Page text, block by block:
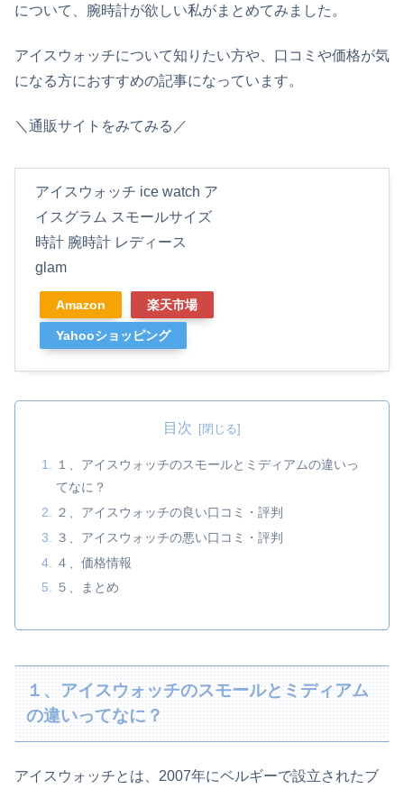
について、腕時計が欲しい私がまとめてみました。
アイスウォッチについて知りたい方や、口コミや価格が気
になる方におすすめの記事になっています。
＼通販サイトをみてみる／
アイスウォッチ ice watch ア
イスグラム スモールサイズ
時計 腕時計 レディース
glam
Amazon 楽天市場
Yahooショッピング
目次
１、アイスウォッチのスモールとミディアムの違いっ
てなに？
２、アイスウォッチの良い口コミ・評判
３、アイスウォッチの悪い口コミ・評判
４、価格情報
５、まとめ
１、アイスウォッチのスモールとミディアム
の違いってなに？
アイスウォッチとは、2007年にベルギーで設立されたブ